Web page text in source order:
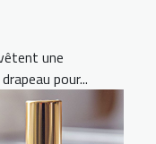
une
pour...